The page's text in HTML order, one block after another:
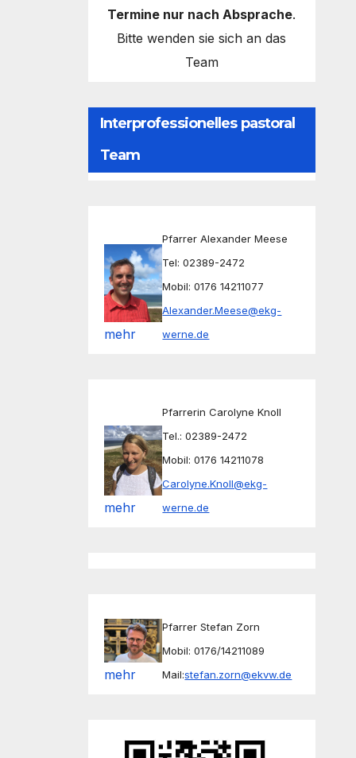
Termine nur nach Absprache.
Bitte wenden sie sich an das
Team
Interprofessionelles pastoral
Team
mehr
Pfarrer Alexander Meese
Tel: 02389-2472
Mobil: 0176 14211077
Alexander.Meese@ekg-
werne.de
mehr
Pfarrerin Carolyne Knoll
Tel.: 02389-2472
Mobil: 0176 14211078
Carolyne.Knoll@ekg-
werne.de
mehr
Pfarrer Stefan Zorn
Mobil: 0176/14211089
Mail:stefan.zorn@ekvw.de